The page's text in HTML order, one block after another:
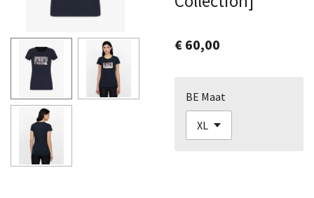
€ 60,00
BE Maat